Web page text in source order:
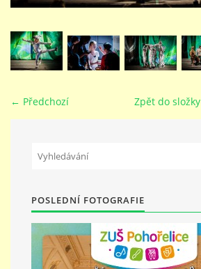
GALERIE
VIDEA - FILMOVÁ TVORBA
PEDAGOGICKÝ SBOR
DOKUMENTY / KE STAŽENÍ
KURZY
← Předchozí Zpět do složky
POSLEDNÍ FOTOGRAFIE